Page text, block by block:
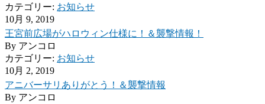
カテゴリー: お知らせ
10月 9, 2019
王宮前広場がハロウィン仕様に！＆襲撃情報！
By アンコロ
カテゴリー: お知らせ
10月 2, 2019
アニバーサリありがとう！＆襲撃情報
By アンコロ